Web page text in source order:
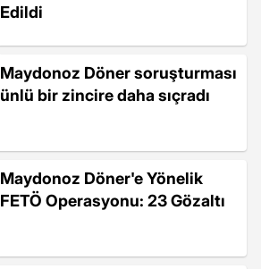
Edildi
Maydonoz Döner soruşturması
ünlü bir zincire daha sıçradı
Maydonoz Döner'e Yönelik
FETÖ Operasyonu: 23 Gözaltı